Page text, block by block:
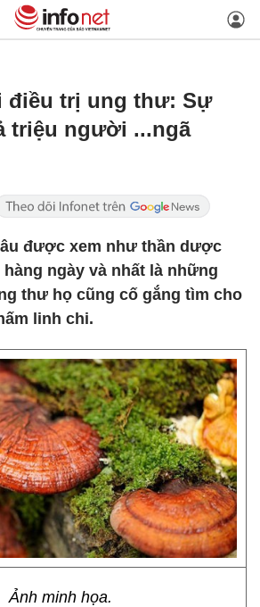
điều trị ung thư: Sự
triệu người ...ngã
được xem như thần dược
ngày và nhất là những
thư họ cũng cố gắng tìm cho
linh chi.
Ảnh minh họa.